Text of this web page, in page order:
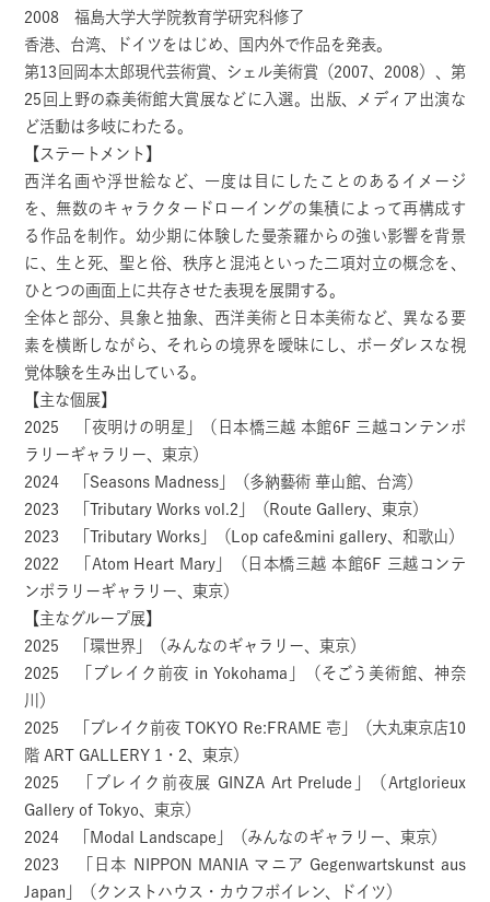
2008 福島大学大学院教育学研究科修了
香港、台湾、ドイツをはじめ、国内外で作品を発表。
第13回岡本太郎現代芸術賞、シェル美術賞（2007、2008）、第
25回上野の森美術館大賞展などに入選。出版、メディア出演な
ど活動は多岐にわたる。
【ステートメント】
西洋名画や浮世絵など、一度は目にしたことのあるイメージ
を、無数のキャラクタードローイングの集積によって再構成す
る作品を制作​。幼少期に体験した曼荼羅からの強い影響を背景
に、生と死、聖と俗、秩序と混沌といった二項対立の概念を、
ひとつの画面上に共存させ​た表現を展開​する​。
全体と部分、具象と抽象、西洋美術と日本美術など、異なる要
素を横断しながら、それらの境界を曖昧にし、ボーダレスな視
覚体験を生み出している。
【主な個展】
2025 「夜明けの明星」（日本橋三越 本館6F 三越コンテンポ
ラリーギャラリー、東京）
2024 「Seasons Madness」（多納藝術 華山館、台湾）
2023 「Tributary Works vol.2」（Route Gallery、東京）
2023 「Tributary Works」（Lop cafe&mini gallery、和歌山）
2022 「Atom Heart Mary」（日本橋三越 本館6F 三越コンテ
ンポラリーギャラリー、東京）
【主なグループ展】
2025 「環世界」（みんなのギャラリー、東京）
2025 「ブレイク前夜 in Yokohama」（そごう美術館、神奈
川）
2025 「ブレイク前夜 TOKYO Re:FRAME 壱」（大丸東京店10
階 ART GALLERY 1・2、東京）
2025 「ブレイク前夜展 GINZA Art Prelude」（Artglorieux
Gallery of Tokyo、東京）
2024 「Modal Landscape」（みんなのギャラリー、東京）
2023 「日本 NIPPON MANIA マニア Gegenwartskunst aus
Japan」（クンストハウス・カウフボイレン、ドイツ）